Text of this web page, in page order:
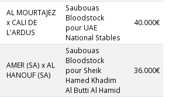
AL MOURTAJEZ
x CALI DE
L'ARDUS
Saubouas
Bloodstock
pour UAE
National Stables
40.000€
AMER (SA) x AL
HANOUF (SA)
Saubouas
Bloodstock
pour Sheik
Hamed Khadim
Al Butti Al Hamid
36.000€